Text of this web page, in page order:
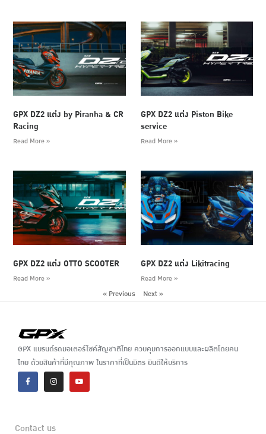
GPX DZ2 แต่ง by Piranha & CR
Racing
Read More »
GPX DZ2 แต่ง Piston Bike
service
Read More »
GPX DZ2 แต่ง OTTO SCOOTER
Read More »
GPX DZ2 แต่ง Likitracing
Read More »
« Previous Next »
GPX แบรนด์รถมอเตอร์ไซค์สัญชาติไทย ควบคุมการออกแบบและผลิตโดยคน
ไทย ด้วยสินค้าที่มีคุณภาพ ในราคาที่เป็นมิตร ยินดีให้บริการ
Contact us